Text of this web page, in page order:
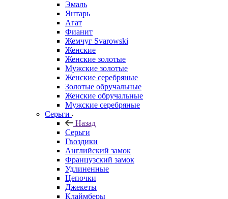
Эмаль
Янтарь
Агат
Фианит
Жемчуг Svarowski
Женские
Женские золотые
Мужские золотые
Женские серебряные
Золотые обручальные
Женские обручальные
Мужские серебряные
Серьги
Назад
Серьги
Гвоздики
Английский замок
Французский замок
Удлиненные
Цепочки
Джекеты
Клаймберы